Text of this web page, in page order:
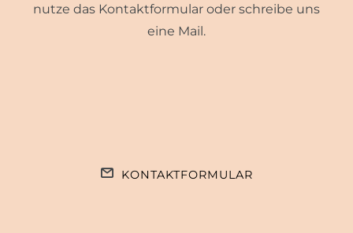
nutze das Kontaktformular oder schreibe uns
eine Mail.
KONTAKTFORMULAR